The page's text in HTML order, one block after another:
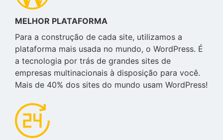
MELHOR PLATAFORMA
Para a construção de cada site, utilizamos a
plataforma mais usada no mundo, o WordPress. É
a tecnologia por trás de grandes sites de
empresas multinacionais à disposição para você.
Mais de 40% dos sites do mundo usam WordPress!